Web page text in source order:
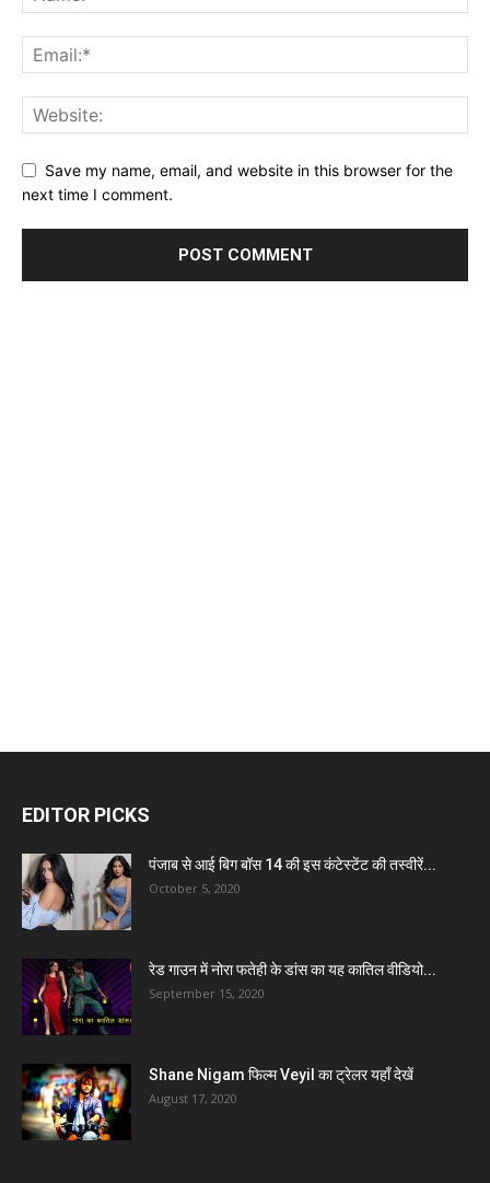
Save my name, email, and website in this browser for the
next time I comment.
EDITOR PICKS
पंजाब से आई बिग बॉस 14 की इस कंटेस्टेंट की तस्वीरें...
October 5, 2020
रेड गाउन में नोरा फतेही के डांस का यह कातिल वीडियो...
September 15, 2020
Shane Nigam फिल्म Veyil का ट्रेलर यहाँ देखें
August 17, 2020